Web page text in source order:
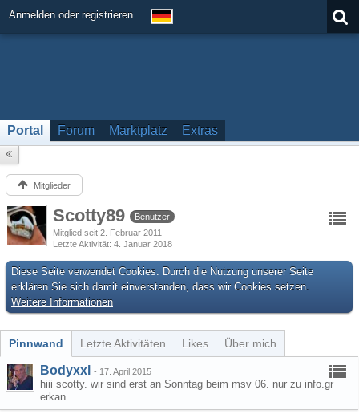
Anmelden oder registrieren
Portal Forum Marktplatz Extras
Mitglieder
Scotty89
Benutzer
Mitglied seit 2. Februar 2011
Letzte Aktivität 4. Januar 2018
Diese Seite verwendet Cookies. Durch die Nutzung unserer Seite
erklären Sie sich damit einverstanden, dass wir Cookies setzen.
Weitere Informationen
Pinnwand Letzte Aktivitäten Likes Über mich
Bodyxxl - 17. April 2015
hiii scotty. wir sind erst an Sonntag beim msv 06. nur zu info.gr
erkan